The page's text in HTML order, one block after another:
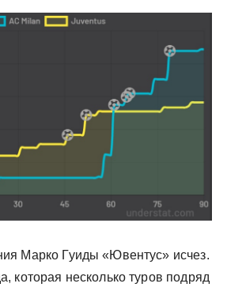
Марко Гуиды «Ювентус» исчез.
которая несколько туров подряд